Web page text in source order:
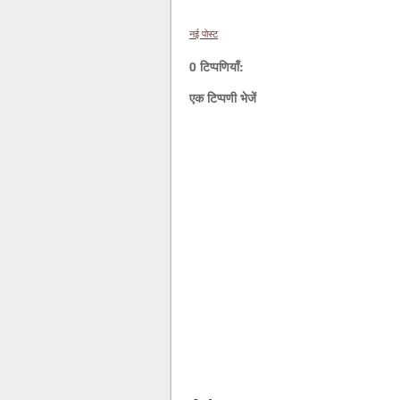
नई पोस्ट
0 टिप्पणियाँ:
एक टिप्पणी भेजें